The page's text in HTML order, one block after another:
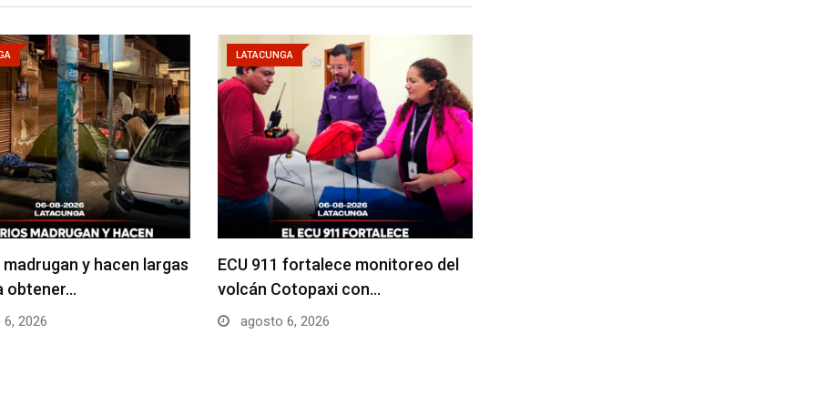
y hacen largas
obtener…
2026
LATACUNGA
ECU 911 fortalece monitoreo del
volcán Cotopaxi con…
agosto 6, 2026